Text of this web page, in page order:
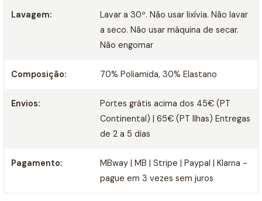
Lavagem:
Lavar a 30º. Não usar lixívia. Não lavar
a seco. Não usar máquina de secar.
Não engomar
Composição: 70% Poliamida, 30% Elastano
Envios:
Portes grátis acima dos 45€ (PT
Continental) | 65€ (PT Ilhas) Entregas
de 2 a 5 dias
Pagamento:
MBway | MB | Stripe | Paypal | Klarna -
pague em 3 vezes sem juros